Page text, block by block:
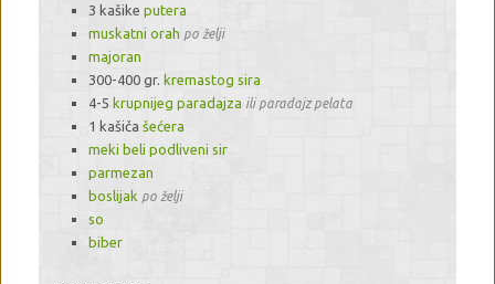
3 kašike putera
muskatni orah po želji
majoran
300-400 gr. kremastog sira
4-5 krupnijeg paradajza ili paradajz pelata
1 kašiča šećera
meki beli podliveni sir
parmezan
boslijak po želji
so
biber